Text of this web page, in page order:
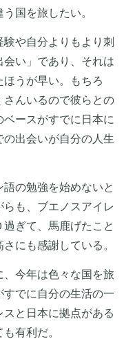
国を旅したい。
や自分よりもより刺
い」であり、それは
うが早い。もちろ
さんいるので彼らとの
ースがすでに日本に
出会いが自分の人生
の勉強を始めないと
も、ブエノスアイレ
ぎて、馬鹿げたこと
にも感謝している。
、今年は色々な国を旅
でに自分の生活の一
と日本に拠点がある
有利だ。